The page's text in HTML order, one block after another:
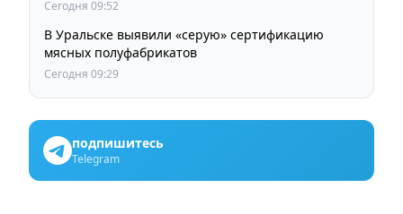
Сегодня 09:52
В Уральске выявили «серую» сертификацию
мясных полуфабрикатов
Сегодня 09:29
подпишитесь
Telegram